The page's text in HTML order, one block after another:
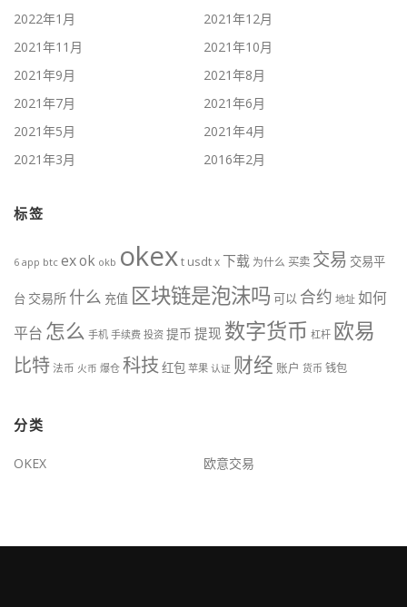
2022年1月
2021年12月
2021年11月
2021年10月
2021年9月
2021年8月
2021年7月
2021年6月
2021年5月
2021年4月
2021年3月
2016年2月
标签
6 app btc exok okb okext usdtx下载 为什么 买卖 交易 交易平
台 交易所 什么 充值 区块链是泡沫吗 可以 合约 地址 如何
平台 怎么 手机 手续费 投资 提币 提现 数字货币 杠杆 欧易
比特法币 火币 爆仓 科技 红包 苹果 认证 财经 账户 货币 钱包
分类
OKEX 欧意交易